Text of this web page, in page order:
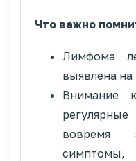
Что важно
Лимфома
выявлена на
Внимание
вовремя
симптомы,